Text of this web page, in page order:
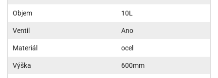
Objem 10L
Ventil Ano
Materiál ocel
Výška 600mm